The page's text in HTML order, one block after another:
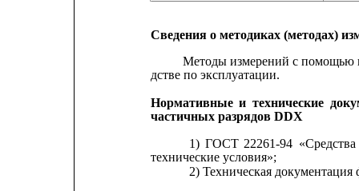
Сведения о методиках (методах)
Методы измерений с помощью
дстве по эксплуатации.
Нормативные и технические
частичных разрядов DDX
1) ГОСТ 22261-94 «Средства
технические условия»;
2) Техническая